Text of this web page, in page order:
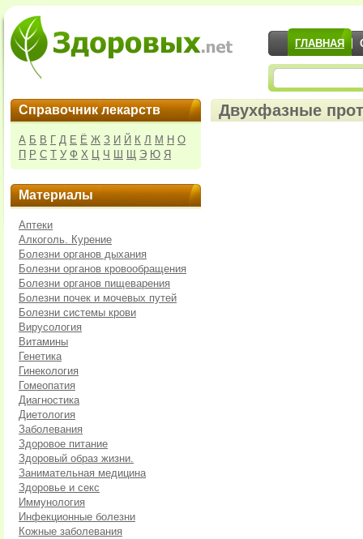
ГЛАВНАЯ
Справочник лекарств
А Б В Г Д Е Ё Ж З И Й К Л М Н О
П Р С Т У Ф Х Ц Ч Ш Щ Э Ю Я
Материалы
Аптеки
Алкоголь. Курение
Болезни органов дыхания
Болезни органов кровообращения
Болезни органов пищеварения
Болезни почек и мочевых путей
Болезни системы крови
Вирусология
Витамины
Генетика
Гинекология
Гомеопатия
Диагностика
Диетология
Заболевания
Здоровое питание
Здоровый образ жизни.
Занимательная медицина
Здоровье и секс
Иммунология
Инфекционные болезни
Кожные заболевания
Двухфазные